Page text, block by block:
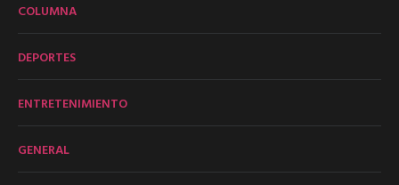
COLUMNA
DEPORTES
ENTRETENIMIENTO
GENERAL